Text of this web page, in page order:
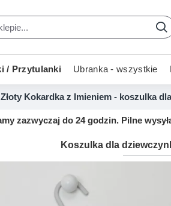
/ Przytulanki Ubranka - wszystkie
Kokardka z Imieniem - koszulka
zazwyczaj do 24 godzin. Pilne
Koszulka dla